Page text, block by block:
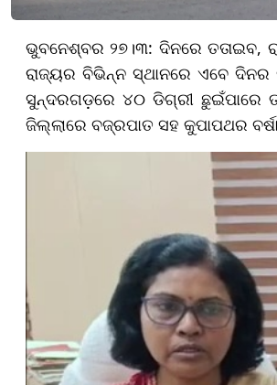
ଭୁବନେଶ୍ବର ୨୭।୩: ଦିନରେ ତତାଇବ,
ରାଜ୍ୟର ବିଭିନ୍ନ ସ୍ଥାନରେ ଏବେ ଦିନର
ସୁନ୍ଦରଗଡ଼ରେ ୪୦ ଡିଗ୍ରୀ ଛୁଇଁପାରେ
ଜିଲ୍ଲାରେ ବଜ୍ରପାତ ସହ କୁପାପଥର